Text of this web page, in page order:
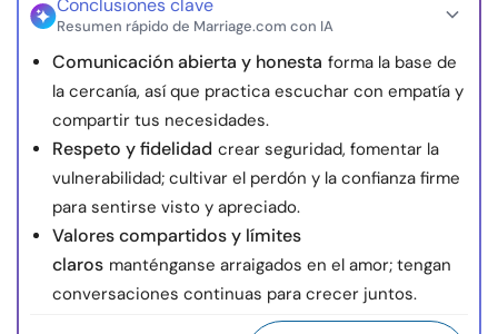
Conclusiones clave
Resumen rápido de Marriage.com con IA
Comunicación abierta y honesta forma la base de
la cercanía, así que practica escuchar con empatía y
compartir tus necesidades.
Respeto y fidelidad crear seguridad, fomentar la
vulnerabilidad; cultivar el perdón y la confianza firme
para sentirse visto y apreciado.
Valores compartidos y límites
claros manténganse arraigados en el amor; tengan
conversaciones continuas para crecer juntos.